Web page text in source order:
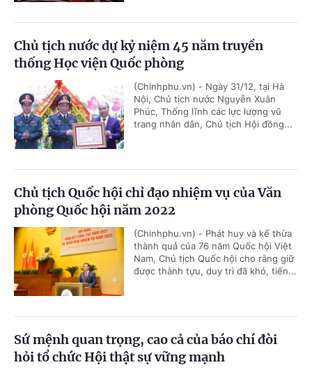
Chủ tịch nước dự kỷ niệm 45 năm truyền
thống Học viện Quốc phòng
(Chinhphu.vn) - Ngày 31/12, tại Hà
Nội, Chủ tịch nước Nguyễn Xuân
Phúc, Thống lĩnh các lực lượng vũ
trang nhân dân, Chủ tịch Hội đồng...
Chủ tịch Quốc hội chỉ đạo nhiệm vụ của Văn
phòng Quốc hội năm 2022
(Chinhphu.vn) - Phát huy và kế thừa
thành quả của 76 năm Quốc hội Việt
Nam, Chủ tịch Quốc hội cho rằng giữ
được thành tựu, duy trì đã khó, tiến...
Sứ mệnh quan trọng, cao cả của báo chí đòi
hỏi tổ chức Hội thật sự vững mạnh